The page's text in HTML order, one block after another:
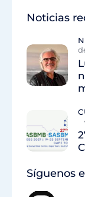
Noticias
Síguenos